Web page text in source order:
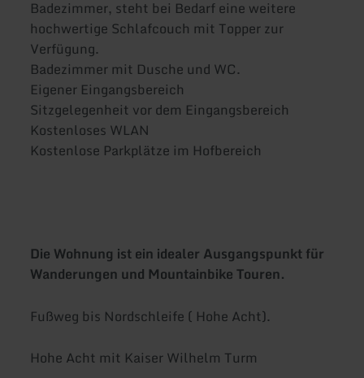
Badezimmer, steht bei Bedarf eine weitere
hochwertige Schlafcouch mit Topper zur
Verfügung.
Badezimmer mit Dusche und WC.
Eigener Eingangsbereich
Sitzgelegenheit vor dem Eingangsbereich
Kostenloses WLAN
Kostenlose Parkplätze im Hofbereich
Die Wohnung ist ein idealer Ausgangspunkt für
Wanderungen und Mountainbike Touren.
Fußweg bis Nordschleife ( Hohe Acht).
Hohe Acht mit Kaiser Wilhelm Turm